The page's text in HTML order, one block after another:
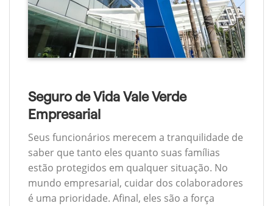
Seguro de Vida Vale Verde
Empresarial
Seus funcionários merecem a tranquilidade de
saber que tanto eles quanto suas famílias
estão protegidos em qualquer situação. No
mundo empresarial, cuidar dos colaboradores
é uma prioridade. Afinal, eles são a força